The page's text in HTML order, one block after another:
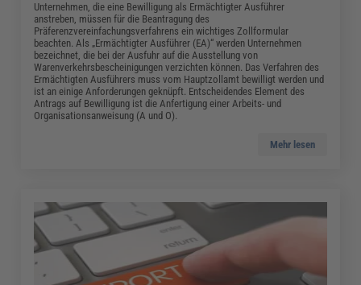
Unternehmen, die eine Bewilligung als Ermächtigter Ausführer
anstreben, müssen für die Beantragung des
Präferenzvereinfachungsverfahrens ein wichtiges Zollformular
beachten. Als „Ermächtigter Ausführer (EA)“ werden Unternehmen
bezeichnet, die bei der Ausfuhr auf die Ausstellung von
Warenverkehrsbescheinigungen verzichten können. Das Verfahren des
Ermächtigten Ausführers muss vom Hauptzollamt bewilligt werden und
ist an einige Anforderungen geknüpft. Entscheidendes Element des
Antrags auf Bewilligung ist die Anfertigung einer Arbeits- und
Organisationsanweisung (A und O).
Mehr lesen